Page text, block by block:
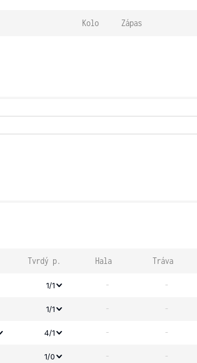
Kolo Zápas
Tvrdý p. Hala Tráva
1/1 - -
1/1 - -
4/1 - -
1/0 - -